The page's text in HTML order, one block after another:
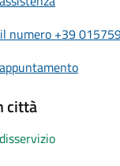
numero +39
città